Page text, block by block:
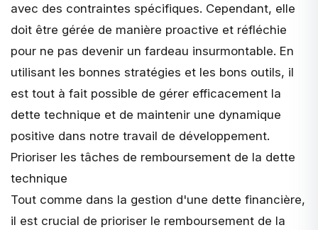
avec des contraintes spécifiques. Cependant, elle
doit être gérée de manière proactive et réfléchie
pour ne pas devenir un fardeau insurmontable. En
utilisant les bonnes stratégies et les bons outils, il
est tout à fait possible de gérer efficacement la
dette technique et de maintenir une dynamique
positive dans notre travail de développement.
Prioriser les tâches de remboursement de la dette
technique
Tout comme dans la gestion d'une dette financière,
il est crucial de prioriser le remboursement de la